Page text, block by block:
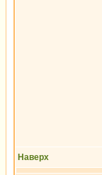
Наверх